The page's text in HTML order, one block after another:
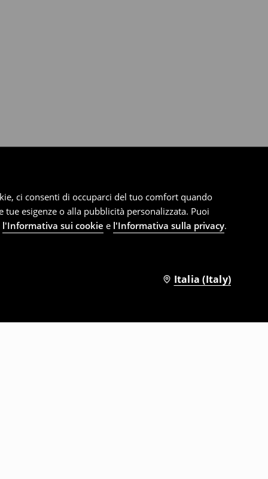
ci consenti di occuparci del tuo comfort quando
esigenze o alla pubblicità personalizzata. Puoi
l'Informativa sui cookie e l'Informativa sulla privacy.
Italia (Italy)